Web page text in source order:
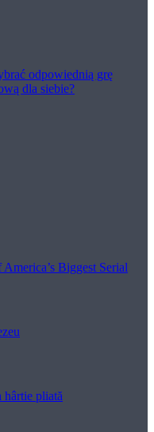
odpowiednią grę
dla siebie?
Biggest Serial
hârtie pliată